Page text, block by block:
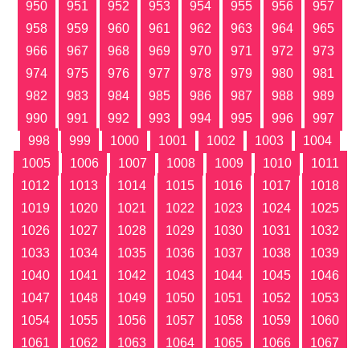
950
951 952 953 954 955 956
957
958
959 960 961 962 963 964
965
966
967 968 969 970 971 972
973
974
975 976 977 978 979 980
981
982
983 984 985 986 987 988
989
990
991 992 993 994 995 996
997
998
999 1000 1001 1002 1003
1004
1005
1006 1007 1008 1009 1010
1011
1012
1013 1014 1015 1016 1017
1018
1019
1020 1021 1022 1023 1024
1025
1026
1027 1028 1029 1030 1031
1032
1033
1034 1035 1036 1037 1038
1039
1040
1041 1042 1043 1044 1045
1046
1047
1048 1049 1050 1051 1052
1053
1054
1055 1056 1057 1058 1059
1060
1061
1062 1063 1064 1065 1066
1067